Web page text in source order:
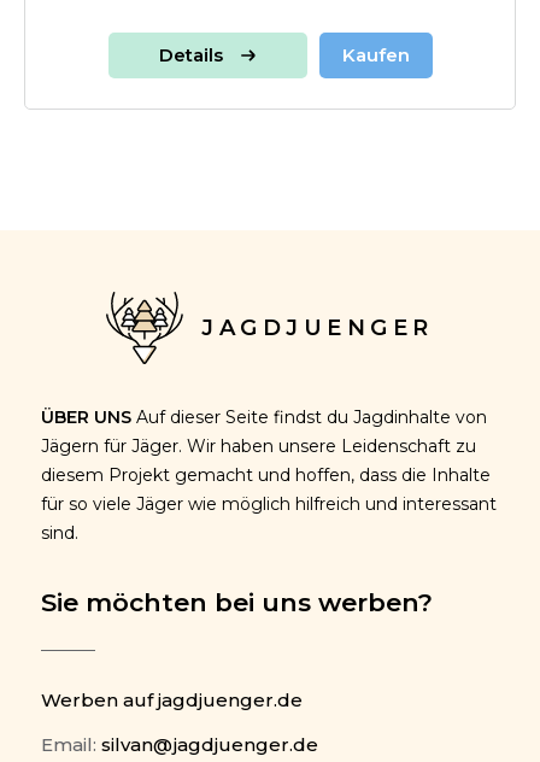
Details Kaufen
JAGDJUENGER
ÜBER UNS Auf dieser Seite findst du Jagdinhalte von
Jägern für Jäger. Wir haben unsere Leidenschaft zu
diesem Projekt gemacht und hoffen, dass die Inhalte
für so viele Jäger wie möglich hilfreich und interessant
sind.
Sie möchten bei uns werben?
Werben auf jagdjuenger.de
Email: silvan@jagdjuenger.de